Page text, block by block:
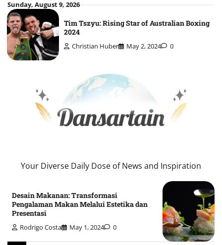
Skip
to
content
Sunday, August 9, 2026
Tim Tszyu: Rising Star of Australian Boxing
2024
Christian Huber May 2, 2024 0
Your Diverse Daily Dose of News and Inspiration
Desain Makanan: Transformasi
Pengalaman Makan Melalui Estetika dan
Presentasi
Rodrigo Costa May 1, 2024 0